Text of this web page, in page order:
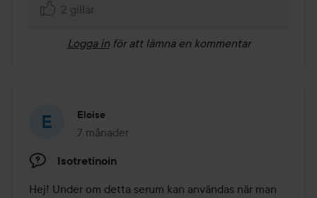
2 gillar
Logga in för att lämna en kommentar
Eloise
7 månader
Inlägget skapades 7 månader
Isotretinoin
Hej! Under om detta serum kan användas när man